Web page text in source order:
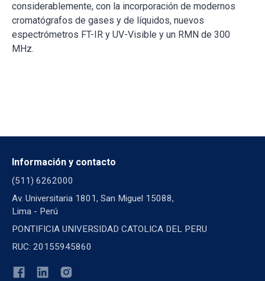
considerablemente, con la incorporación de modernos
cromatógrafos de gases y de líquidos, nuevos
espectrómetros FT-IR y UV-Visible y un RMN de 300
MHz.
Información y contacto
(511) 6262000
Av. Universitaria 1801, San Miguel 15088,
Lima - Perú
PONTIFICIA UNIVERSIDAD CATOLICA DEL PERU
RUC: 20155945860